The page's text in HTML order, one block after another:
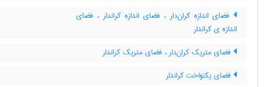
فضای اندازه کران‌دار ، فضای اندازه کراندار ، فضای
اندازه ی کراندار
فضای متریک کران‌دار ، فضای متریک کراندار
فضای یکنواخت کراندار